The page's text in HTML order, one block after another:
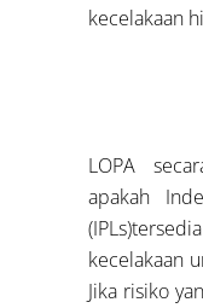
kecelakaan
LOPA
apakah
kecelakaan
Jika risiko